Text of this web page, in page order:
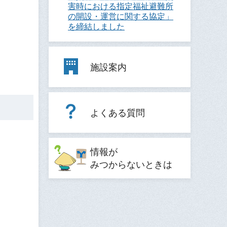
害時における指定福祉避難所
の開設・運営に関する協定」
を締結しました
施設案内
よくある質問
情報が
みつからないときは